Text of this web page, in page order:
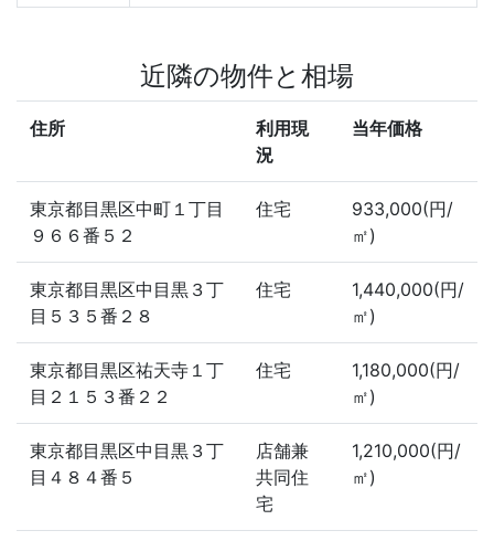
近隣の物件と相場
住所
利用現
況
当年価格
東京都目黒区中町１丁目
９６６番５２
住宅
933,000(円/
㎡)
東京都目黒区中目黒３丁
目５３５番２８
住宅
1,440,000(円/
㎡)
東京都目黒区祐天寺１丁
目２１５３番２２
住宅
1,180,000(円/
㎡)
東京都目黒区中目黒３丁
目４８４番５
店舗兼
共同住
宅
1,210,000(円/
㎡)